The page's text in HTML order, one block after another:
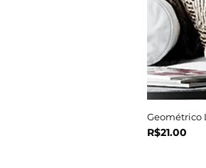
Geométrico
Price
R$21.00